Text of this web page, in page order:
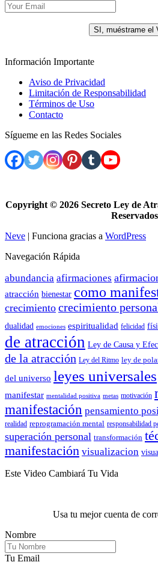
SI, muéstrame el
Información Importante
Aviso de Privacidad
Limitación de Responsabilidad
Términos de Uso
Contacto
Sígueme en las Redes Sociales
Copyright © 2026 Secreto Ley de
Reservados
Neve | Funciona gracias a WordPress
Navegación Rápida
abundancia afirmaciones
atracción bienestar como
crecimiento crecimiento
dualidad emociones espiritualidad felicidad
de atracción Ley de Causa y
de la atracción Ley del Ritmo ley de
del universo leyes universales
manifestar mentalidad positiva metas motivación
manifestación pensamiento
realidad reprogramación mental responsabilidad
superación personal transformación
manifestación visualizacion
Este Video Cambiará Tu Vida
Usa tu mejor cuenta de
Nombre
Tu Email